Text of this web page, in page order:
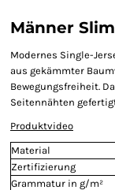
Männer
Modernes Single-
aus gekämmter
Bewegungsfreiheit.
Seitennähten
Produktvideo
Material
Zertifizierung
Grammatur in g/m²